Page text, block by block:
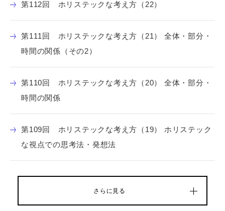
第112回 ホリステックな考え方（22）
第111回 ホリステックな考え方（21） 全体・部分・
時間の関係（その2）
第110回 ホリステックな考え方（20） 全体・部分・
時間の関係
第109回 ホリステックな考え方（19） ホリステック
な視点での思考法・発想法
さらに見る